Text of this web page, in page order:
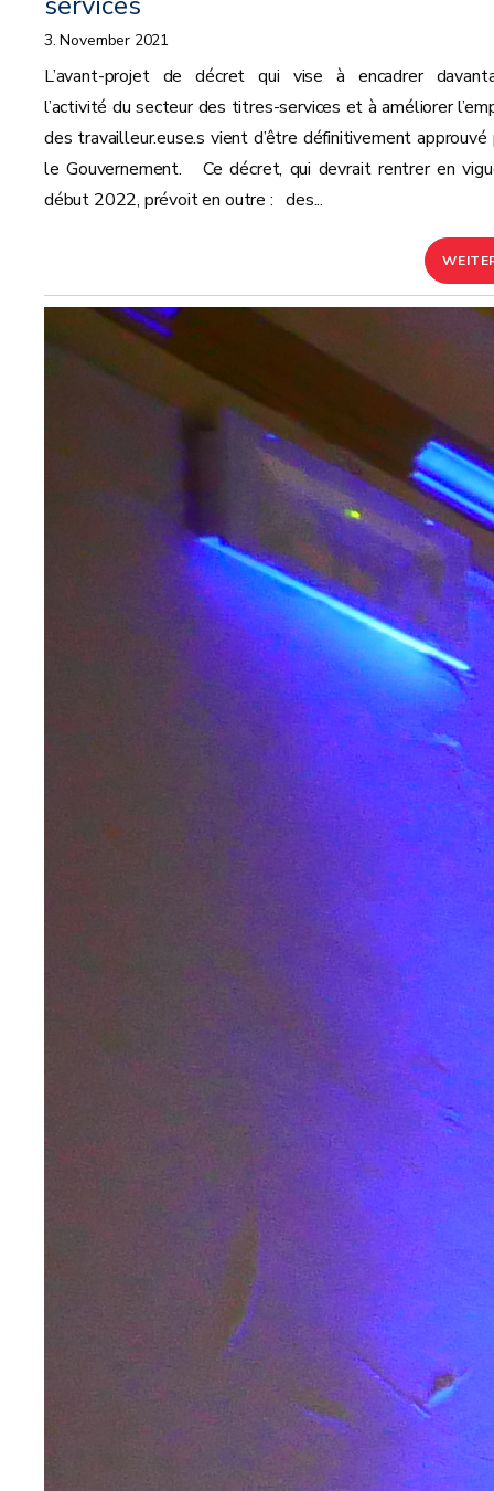
3. November 2021
L’avant-projet de décret qui vise à encadrer
l’activité du secteur des titres-services et à améliorer
des travailleur.euse.s vient d’être définitivement approuvé
le Gouvernement. Ce décret, qui devrait rentrer en
début 2022, prévoit en outre : des...